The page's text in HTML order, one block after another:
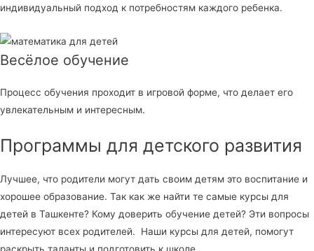
индивидуальный подход к потребностям каждого ребенка.
Весёлое обучение
Процесс обучения проходит в игровой форме, что делает его
увлекательным и интересным.
Программы для детского развития
Лучшее, что родители могут дать своим детям это воспитание и
хорошее образование. Так как же найти те самые курсы для
детей в Ташкенте? Кому доверить обучение детей? Эти вопросы
интересуют всех родителей. Наши курсы для детей, помогут